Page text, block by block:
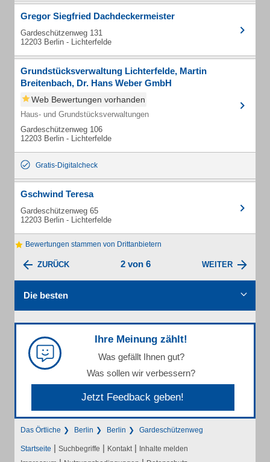
Gregor Siegfried Dachdeckermeister
Gardeschützenweg 131
12203 Berlin - Lichterfelde
Grundstücksverwaltung Lichterfelde, Martin
Breitenbach, Dr. Hans Weber GmbH
Web Bewertungen vorhanden
Haus- und Grundstücksverwaltungen
Gardeschützenweg 106
12203 Berlin - Lichterfelde
Gratis-Digitalcheck
Gschwind Teresa
Gardeschützenweg 65
12203 Berlin - Lichterfelde
Bewertungen stammen von Drittanbietern
ZURÜCK 2 von 6 WEITER
Die besten
Ihre Meinung zählt!
Was gefällt Ihnen gut?
Was sollen wir verbessern?
Jetzt Feedback geben!
Das Örtliche Berlin Berlin Gardeschützenweg
Startseite | Suchbegriffe | Kontakt | Inhalte melden